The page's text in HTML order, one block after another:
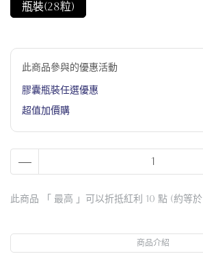
瓶裝(28粒)
此商品參與的優惠活動
膠囊瓶裝任選優惠
超值加價購
此商品 「 最高 」可以折抵紅利 10 點 (約等於
商品介紹